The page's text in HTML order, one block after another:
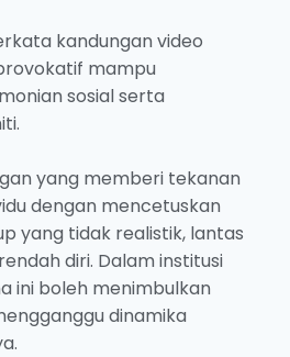
kandungan video
mampu
sosial serta
yang memberi tekanan
dengan mencetuskan
yang tidak realistik, lantas
diri. Dalam institusi
ini boleh menimbulkan
dinamika